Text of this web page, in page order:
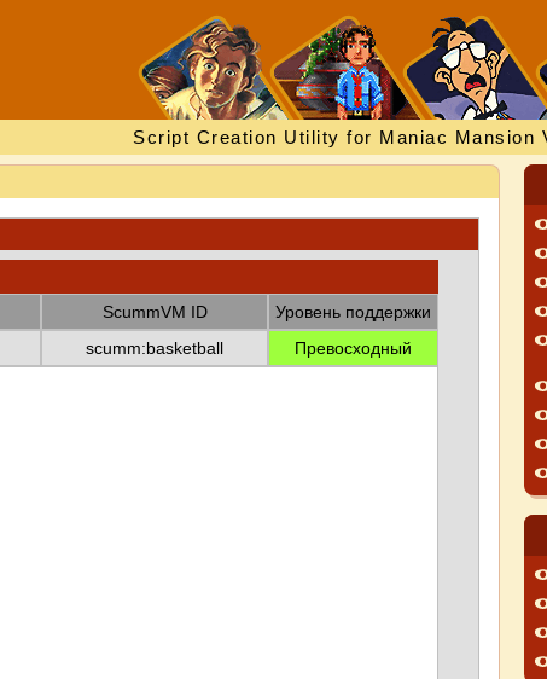
Script Creation Utility for Maniac Mansion
ScummVM ID
Уровень поддержки
scumm:basketball Превосходный